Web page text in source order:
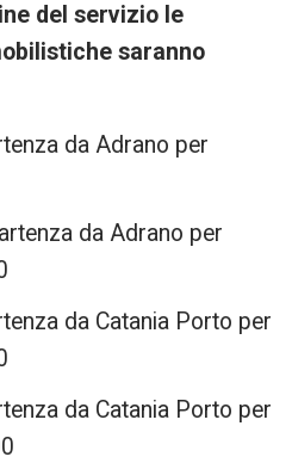
del servizio le
saranno
da Adrano per
da Adrano per
da Catania Porto per
da Catania Porto per